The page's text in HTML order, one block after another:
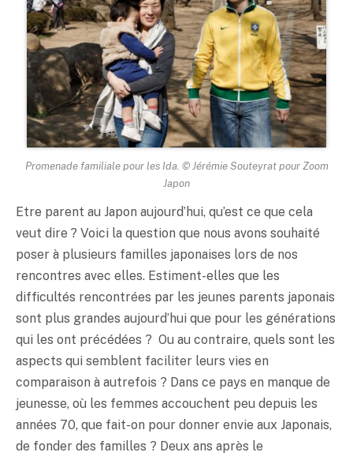
Promenade familiale pour les Ida. © Jérémie Souteyrat pour Zoom
Japon
Etre parent au Japon aujourd’hui, qu’est ce que cela
veut dire ? Voici la question que nous avons souhaité
poser à plusieurs familles japonaises lors de nos
rencontres avec elles. Estiment-elles que les
difficultés rencontrées par les jeunes parents japonais
sont plus grandes aujourd’hui que pour les générations
qui les ont précédées ? Ou au contraire, quels sont les
aspects qui semblent faciliter leurs vies en
comparaison à autrefois ? Dans ce pays en manque de
jeunesse, où les femmes accouchent peu depuis les
années 70, que fait-on pour donner envie aux Japonais,
de fonder des familles ? Deux ans après le